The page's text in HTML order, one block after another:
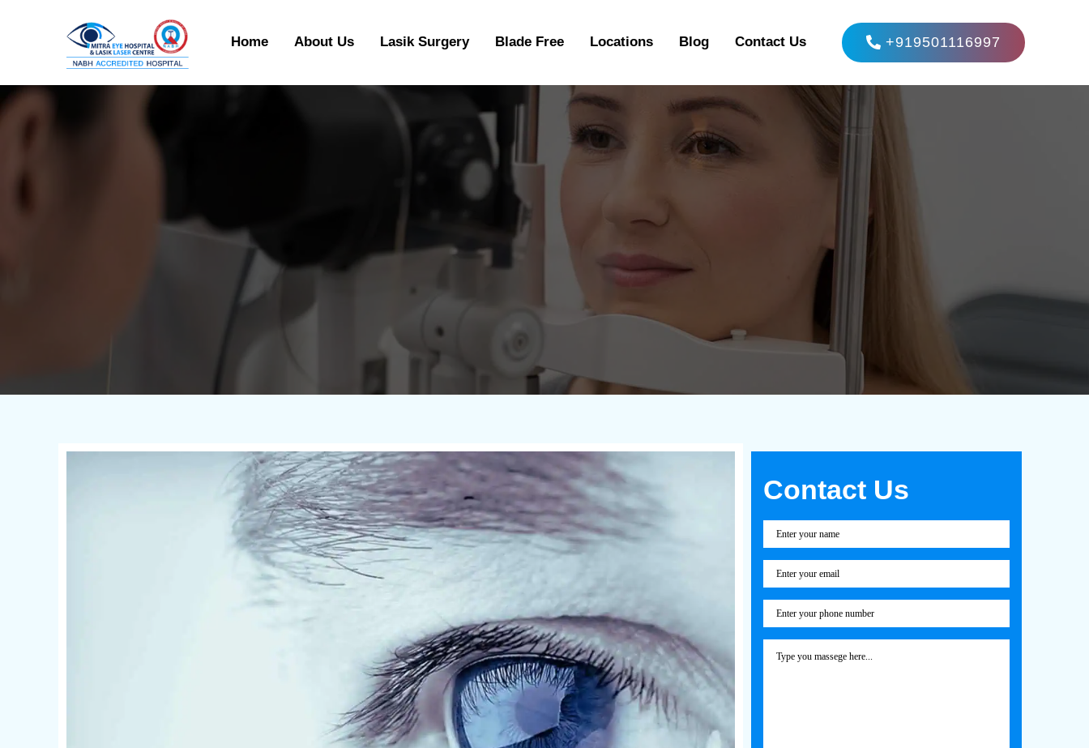
Home About Us Lasik Surgery Blade Free Locations Blog Contact Us +919501116997
Contact Us